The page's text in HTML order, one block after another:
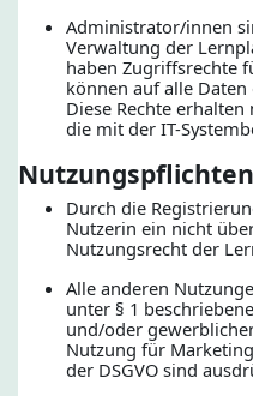
Administrator/innen
Verwaltung der
haben Zugriffsrechte
können auf alle
Diese Rechte
die mit der IT-
Nutzungspflichten
Durch die
Nutzerin ein nicht
Nutzungsrecht der
Alle anderen
unter § 1
und/oder
Nutzung für
der DSGVO sind